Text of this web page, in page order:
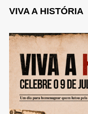
VIVA A HISTÓRIA